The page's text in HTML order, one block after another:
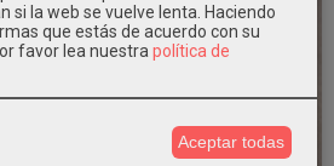
¡Precioso!
si la web se vuelve lenta. Haciendo
que estás de acuerdo con su
favor lea nuestra política de
Aceptar todas